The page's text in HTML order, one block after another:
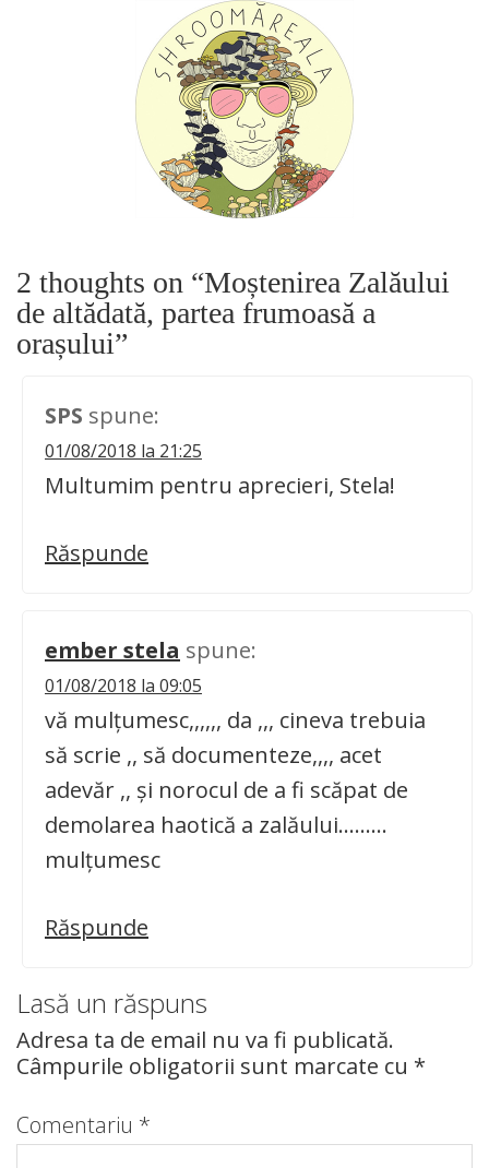
2 thoughts on “Moștenirea Zalăului
de altădată, partea frumoasă a
orașului”
SPS spune:
01/08/2018 la 21:25
Multumim pentru aprecieri, Stela!
Răspunde
ember stela spune:
01/08/2018 la 09:05
vă mulțumesc,,,,,, da ,,, cineva trebuia
să scrie ,, să documenteze,,,, acet
adevăr ,, și norocul de a fi scăpat de
demolarea haotică a zalăului………
mulțumesc
Răspunde
Lasă un răspuns
Adresa ta de email nu va fi publicată.
Câmpurile obligatorii sunt marcate cu *
Comentariu *